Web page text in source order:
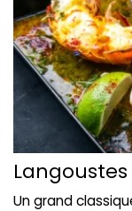
Un grand